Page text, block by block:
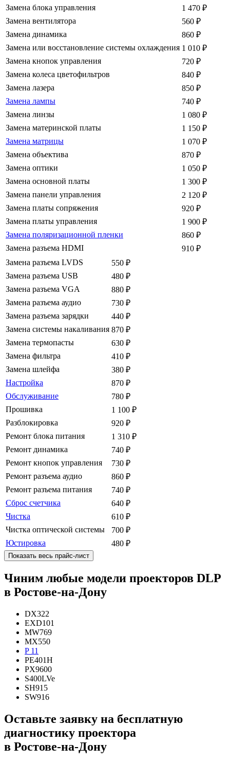
Замена блока управления 1 470 ₽
Замена вентилятора
560 ₽
Замена динамика
860 ₽
Замена или восстановление системы охлаждения 1 010 ₽
Замена кнопок управления
720 ₽
Замена колеса цветофильтров
840 ₽
Замена лазера
850 ₽
Замена лампы
740 ₽
Замена линзы
1 080 ₽
Замена материнской платы
1 150 ₽
Замена матрицы
1 070 ₽
Замена объектива
870 ₽
Замена оптики
1 050 ₽
Замена основной платы
1 300 ₽
Замена панели управления
2 120 ₽
Замена платы сопряжения
920 ₽
Замена платы управления
1 900 ₽
Замена поляризационной пленки
860 ₽
Замена разъема HDMI
910 ₽
Замена разъема LVDS
550 ₽
Замена разъема USB
480 ₽
Замена разъема VGA
880 ₽
Замена разъема аудио
730 ₽
Замена разъема зарядки
440 ₽
Замена системы накаливания 870 ₽
Замена термопасты
630 ₽
Замена фильтра
410 ₽
Замена шлейфа
380 ₽
Настройка
870 ₽
Обслуживание
780 ₽
Прошивка
1 100 ₽
Разблокировка
920 ₽
Ремонт блока питания
1 310 ₽
Ремонт динамика
740 ₽
Ремонт кнопок управления
730 ₽
Ремонт разъема аудио
860 ₽
Ремонт разъема питания
740 ₽
Сброс счетчика
640 ₽
Чистка
610 ₽
Чистка оптической системы
700 ₽
Юстировка
480 ₽
Показать весь прайс-лист
Чиним любые модели проекторов DLP
в Ростове-на-Дону
DX322
EXD101
MW769
MX550
P 11
PE401H
PX9600
S400LVe
SH915
SW916
Оставьте заявку на бесплатную
диагностику проектора
в Ростове-на-Дону